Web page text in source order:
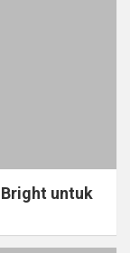
untuk